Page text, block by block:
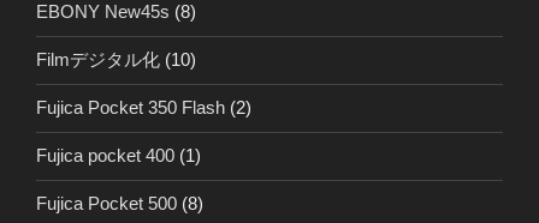
EBONY New45s (8)
Filmデジタル化 (10)
Fujica Pocket 350 Flash (2)
Fujica pocket 400 (1)
Fujica Pocket 500 (8)